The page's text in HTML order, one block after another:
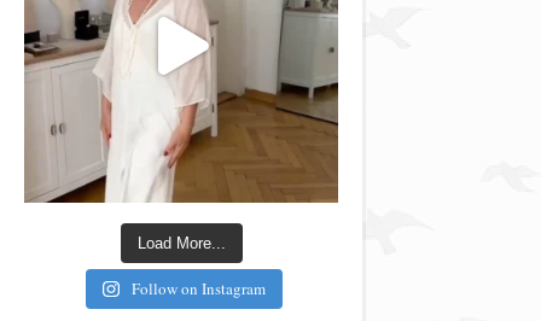
Load More...
Follow on Instagram